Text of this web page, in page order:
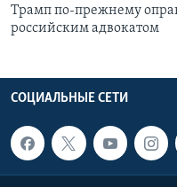
Трамп по-прежнему
российским адвокатом
СОЦИАЛЬНЫЕ СЕТИ